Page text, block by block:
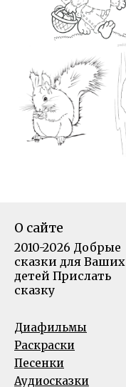
О сайте
2010-2026 Добрые
сказки для Ваших
детей Прислать
сказку
Диафильмы
Раскраски
Песенки
Аудиосказки